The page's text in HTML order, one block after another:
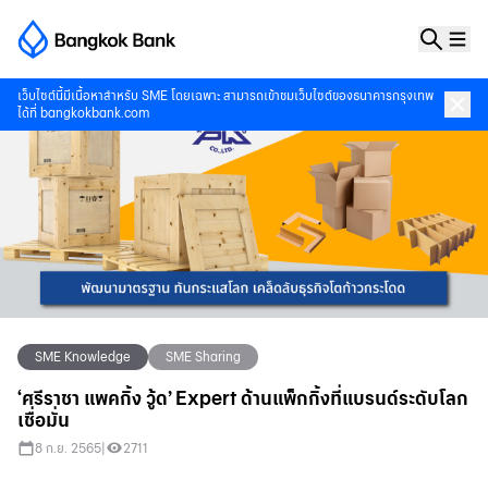
เว็บไซต์นี้มีเนื้อหาสำหรับ SME โดยเฉพาะ สามารถเข้าชมเว็บไซต์ของธนาคารกรุงเทพ
ได้ที่ bangkokbank.com
SME Knowledge SME Sharing
‘ศรีราชา แพคกิ้ง วู้ด’ Expert ด้านแพ็กกิ้งที่แบรนด์ระดับโลก
เชื่อมั่น
8 ก.ย. 2565 2711